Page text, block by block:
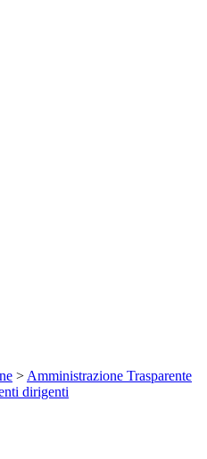
> Amministrazione Trasparente
dirigenti